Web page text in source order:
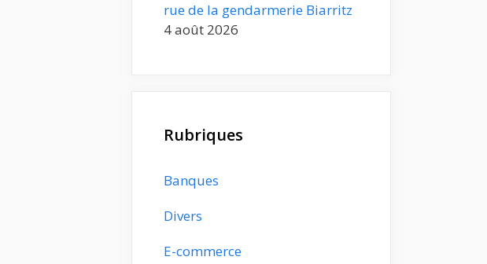
rue de la gendarmerie Biarritz
4 août 2026
Rubriques
Banques
Divers
E-commerce